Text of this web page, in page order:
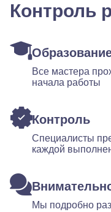
Контроль
Все мастера
начала работы
Контроль
Специалисты
каждой
Мы подробно